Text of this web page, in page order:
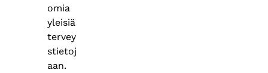
omia
yleisiä
tervey
stietoj
aan.